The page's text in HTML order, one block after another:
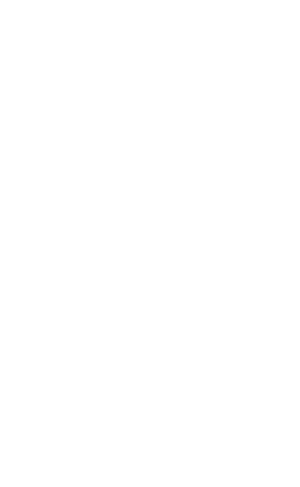
LA MERLA CANAIOLO